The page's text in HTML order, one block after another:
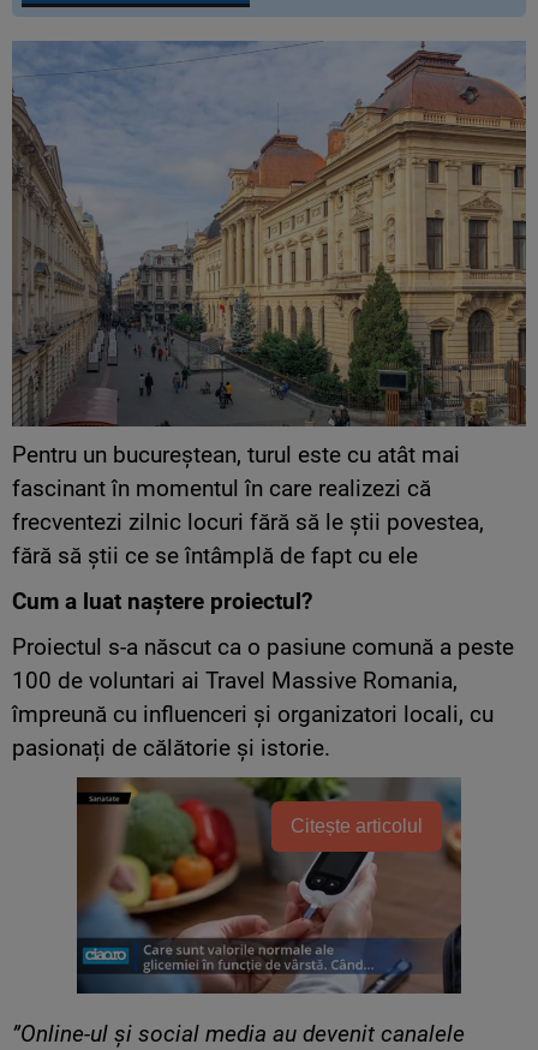
Pentru un bucureștean, turul este cu atât mai
fascinant în momentul în care realizezi că
frecventezi zilnic locuri fără să le știi povestea,
fără să știi ce se întâmplă de fapt cu ele
Cum a luat naștere proiectul?
Proiectul s-a născut ca o pasiune comună a peste
100 de voluntari ai Travel Massive Romania,
împreună cu influenceri și organizatori locali, cu
pasionați de călătorie și istorie.
Citește articolul
”Online-ul și social media au devenit canalele